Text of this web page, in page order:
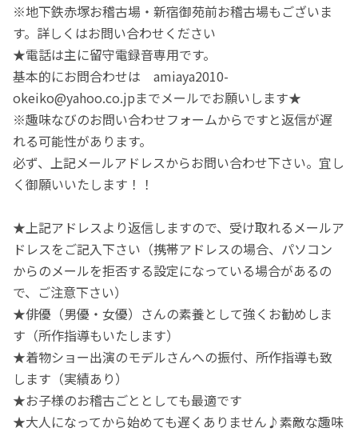
※地下鉄赤塚お稽古場・新宿御苑前お稽古場もございま
す。詳しくはお問い合わせください
★電話は主に留守電録音専用です。
基本的にお問合わせは amiaya2010-
okeiko@yahoo.co.jpまでメールでお願いします★
※趣味なびのお問い合わせフォームからですと返信が遅
れる可能性があります。
必ず、上記メールアドレスからお問い合わせ下さい。宜し
く御願いいたします！！
★上記アドレスより返信しますので、受け取れるメールア
ドレスをご記入下さい（携帯アドレスの場合、パソコン
からのメールを拒否する設定になっている場合があるの
で、ご注意下さい）
★俳優（男優・女優）さんの素養として強くお勧めしま
す（所作指導もいたします）
★着物ショー出演のモデルさんへの振付、所作指導も致
します（実績あり）
★お子様のお稽古ごととしても最適です
★大人になってから始めても遅くありません♪素敵な趣味